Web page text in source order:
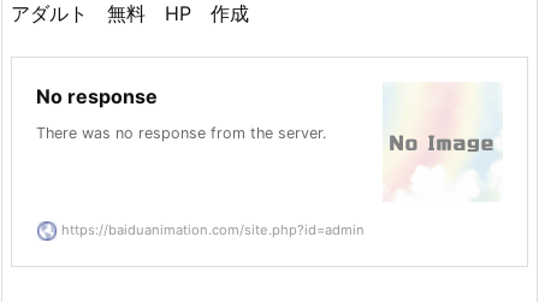
アダルト 無料 HP 作成
No response
There was no response from the server.
https://baiduanimation.com/site.php?id=admin